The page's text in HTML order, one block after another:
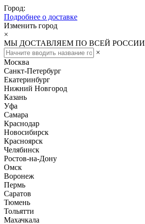
Город:
Подробнее о доставке
Изменить город
×
МЫ ДОСТАВЛЯЕМ ПО ВСЕЙ РОССИИ
×
Москва
Санкт-Петербург
Екатеринбург
Нижний Новгород
Казань
Уфа
Самара
Краснодар
Новосибирск
Красноярск
Челябинск
Ростов-на-Дону
Омск
Воронеж
Пермь
Саратов
Тюмень
Тольятти
Махачкала